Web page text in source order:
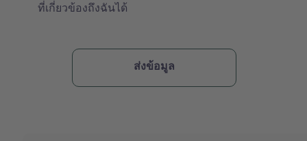
ที่เกี่ยวข้องถึงฉันได้